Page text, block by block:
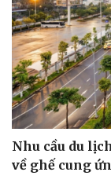
Nhu cầu du
về ghế cung